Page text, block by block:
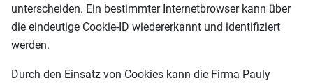
unterscheiden. Ein bestimmter Internetbrowser kann über
die eindeutige Cookie-ID wiedererkannt und identifiziert
werden.
Durch den Einsatz von Cookies kann die Firma Pauly